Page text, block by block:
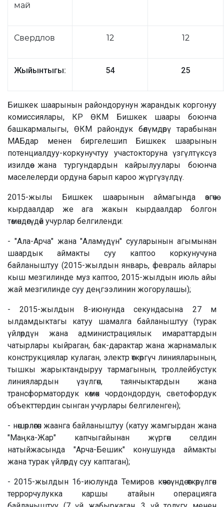
май
Свердлов 12 12
Жыйынтыгы: 54 25
Бишкек шаарынын райондорунун жарандык коргонуу
комиссиялары, КР ӨКМ Бишкек шаары боюнча
башкармалыгы, ӨКМ райондук бөлүмдөрү тарабынан
МАБдар менен биргелешип Бишкек шаарынын
потенциалдуу-коркунучтуу участокторуна үзгүлтүксүз
изилдөө жана тургундардын кайрылуулары боюнча
маселелерди ордуна барып кароо жүргүзүлдү.
2015-жылы Бишкек шаарынын аймагында өзгөчө
кырдаалдар же ага жакын кырдаалдар болгон
төмөндөгүдөй учурлар белгиленди:
- "Ала-Арча" жана "Аламүдүн" сууларынын агымынан
шаардык аймакты суу каптоо коркунучуна
байланыштуу (2015-жылдын январь, февраль айлары
кыш мезгилинде муз каптоо, 2015-жылдын июль айы
жай мезгилинде суу деңгээлинин жогорулашы);
- 2015-жылдын 8-июнунда секундасына 27 м
ылдамдыктагы катуу шамалга байланыштуу (турак
үйлөрдүн жана администрациялык имараттардын
чатырлары кыйраган, бак-дарактар жана жарнамалык
конструкциялар кулаган, электр өткөргүч линияларынын,
тышкы жарыктандыруу тармагынын, троллейбустук
линиялардын үзүлгөн, таянчыктардын жана
трансформатордук көмөк чордондордун, светофордук
объекттердин сынган учурлары белгиленген);
- нөшөрлөгөн жаанга байланыштуу (катуу жамгырдан жана
"Маңка-Жар" капчыгайынан жүргөн селдин
натыйжасында "Арча-Бешик" конушунда аймакты
жана турак үйлөрдү суу каптаган);
- 2015-жылдын 16-июлунда Темиров көчөсүндө өткөрүлгөн
террорчулукка каршы атайын операцияга